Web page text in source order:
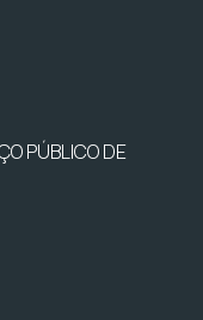
PÚBLICO DE